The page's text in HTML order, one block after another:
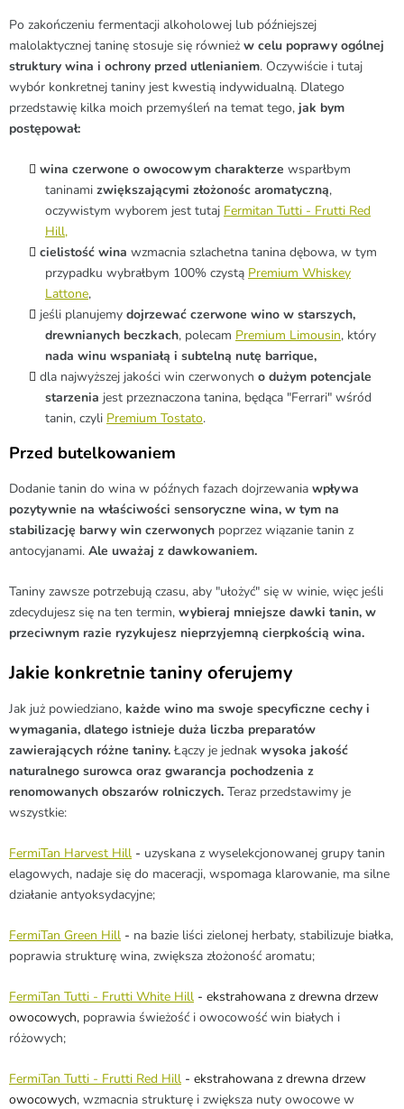
Po zakończeniu fermentacji alkoholowej lub późniejszej
malolaktycznej taninę stosuje się również w celu poprawy ogólnej
struktury wina i ochrony przed utlenianiem. Oczywiście i tutaj
wybór konkretnej taniny jest kwestią indywidualną. Dlatego
przedstawię kilka moich przemyśleń na temat tego, jak bym
postępował:
wina czerwone o owocowym charakterze wsparłbym
taninami zwiększającymi złożonośc aromatyczną,
oczywistym wyborem jest tutaj Fermitan Tutti - Frutti Red
Hill,
cielistość wina wzmacnia szlachetna tanina dębowa, w tym
przypadku wybrałbym 100% czystą Premium Whiskey
Lattone,
jeśli planujemy dojrzewać czerwone wino w starszych,
drewnianych beczkach, polecam Premium Limousin, który
nada winu wspaniałą i subtelną nutę barrique,
dla najwyższej jakości win czerwonych o dużym potencjale
starzenia jest przeznaczona tanina, będąca "Ferrari" wśród
tanin, czyli Premium Tostato.
Przed butelkowaniem
Dodanie tanin do wina w późnych fazach dojrzewania wpływa
pozytywnie na właściwości sensoryczne wina, w tym na
stabilizację barwy win czerwonych poprzez wiązanie tanin z
antocyjanami. Ale uważaj z dawkowaniem.
Taniny zawsze potrzebują czasu, aby "ułożyć" się w winie, więc jeśli
zdecydujesz się na ten termin, wybieraj mniejsze dawki tanin, w
przeciwnym razie ryzykujesz nieprzyjemną cierpkością wina.
Jakie konkretnie taniny oferujemy
Jak już powiedziano, każde wino ma swoje specyficzne cechy i
wymagania, dlatego istnieje duża liczba preparatów
zawierających różne taniny. Łączy je jednak wysoka jakość
naturalnego surowca oraz gwarancja pochodzenia z
renomowanych obszarów rolniczych. Teraz przedstawimy je
wszystkie:
FermiTan Harvest Hill - uzyskana z wyselekcjonowanej grupy tanin
elagowych, nadaje się do maceracji, wspomaga klarowanie, ma silne
działanie antyoksydacyjne;
FermiTan Green Hill - na bazie liści zielonej herbaty, stabilizuje białka,
poprawia strukturę wina, zwiększa złożoność aromatu;
FermiTan Tutti - Frutti White Hill - ekstrahowana z drewna drzew
owocowych, poprawia świeżość i owocowość win białych i
różowych;
FermiTan Tutti - Frutti Red Hill - ekstrahowana z drewna drzew
owocowych, wzmacnia strukturę i zwiększa nuty owocowe w